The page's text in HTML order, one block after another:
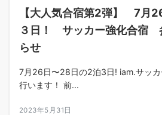
【大人気合宿第2弾】 7月
３日！ サッカー強化合宿
らせ
7月26日〜28日の2泊3日! iam.サッ
行います！ 前...
2023年5月31日